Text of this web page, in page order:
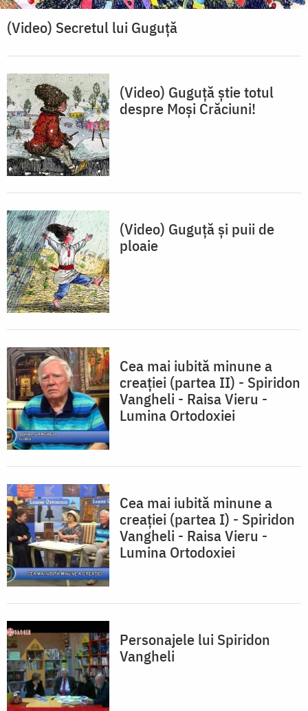
(Video) Secretul lui Guguță
(Video) Guguţă știe totul
despre Moşi Crăciuni!
(Video) Guguță și puii de
ploaie
Cea mai iubită minune a
creației (partea II) - Spiridon
Vangheli - Raisa Vieru -
Lumina Ortodoxiei
Cea mai iubită minune a
creației (partea I) - Spiridon
Vangheli - Raisa Vieru -
Lumina Ortodoxiei
Personajele lui Spiridon
Vangheli